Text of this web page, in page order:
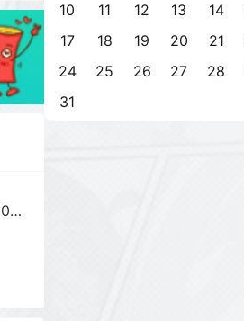
10
11 12 13 14
17
18 19 20 21
24
25 26 27 28
31